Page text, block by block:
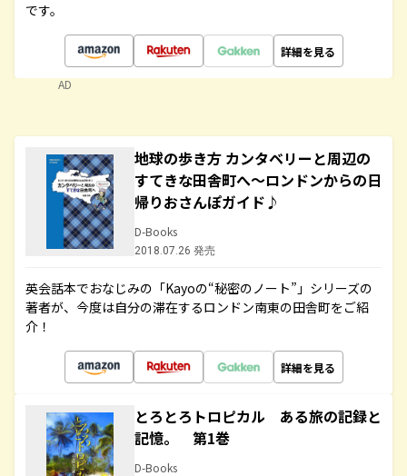
です。
詳細を見る
AD
地球の歩き方 カンタベリーと周辺の
すてきな田舎町へ～ロンドンからの日
帰りおさんぽガイド♪
D-Books
2018.07.26 発売
英会話本でおなじみの「Kayoの“秘密のノート”」シリーズの
著者が、今度は自分の滞在するロンドン南東の田舎町をご紹
介！
詳細を見る
とろとろトロピカル ある旅の記録と
記憶。 第1巻
D-Books